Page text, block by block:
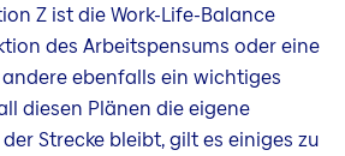
Z ist die Work-Life-Balance
des Arbeitspensums oder eine
ebenfalls ein wichtiges
diesen Plänen die eigene
Strecke bleibt, gilt es einiges zu